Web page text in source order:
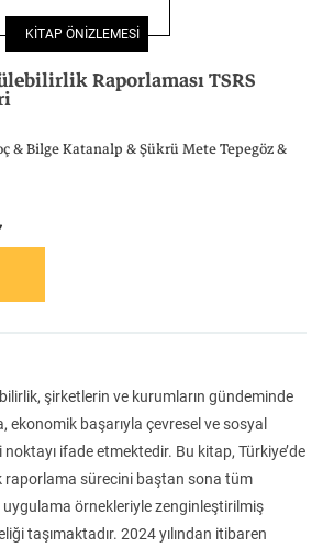
KİTAP ÖNİZLEMESİ
Raporlaması TSRS
& Bilge Katanalp & Şükrü Mete Tepegöz &
şirketlerin ve kurumların gündeminde
başarıyla çevresel ve sosyal
ifade etmektedir. Bu kitap, Türkiye’de
raporlama sürecini baştan sona tüm
örnekleriyle zenginleştirilmiş
taşımaktadır. 2024 yılından itibaren